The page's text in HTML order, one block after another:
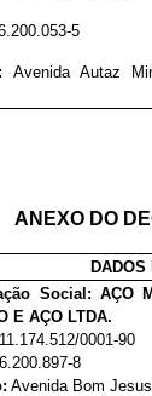
5
Avenida Autaz
ANEXO DO
Social: AÇO
E AÇO LTDA.
11.174.512/0001-90
8
Avenida Bom